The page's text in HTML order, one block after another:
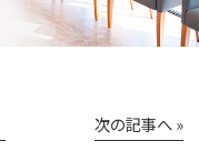
次の記事へ »